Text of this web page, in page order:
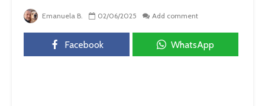
Emanuela B. 02/06/2025 Add comment
Facebook WhatsApp